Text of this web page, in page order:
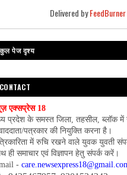
Delivered byFeedBurner
पेज दृश्य
CONTACT
एक्सप्रेस 18
प्रदेश के समस्त जिला, तहसील, ब्लॉक में
पत्रकार की नियुक्ति करना है।
में रुचि रखने वाले युवक युवती
ही समाचार एवं विज्ञापन हेतु संपर्क करें।
-